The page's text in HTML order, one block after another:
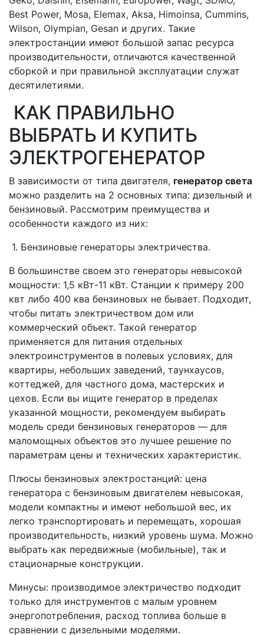
Best Power, Mosa, Elemax, Aksa, Himoinsa, Cummins,
Wilson, Olympian, Gesan и других. Такие
электростанции имеют большой запас ресурса
производительности, отличаются качественной
сборкой и при правильной эксплуатации служат
десятилетиями.
КАК ПРАВИЛЬНО
ВЫБРАТЬ И КУПИТЬ
ЭЛЕКТРОГЕНЕРАТОР
В зависимости от типа двигателя, генератор света
можно разделить на 2 основных типа: дизельный и
бензиновый. Рассмотрим преимущества и
особенности каждого из них:
1. Бензиновые генераторы электричества.
В большинстве своем это генераторы невысокой
мощности: 1,5 кВт-11 кВт. Станции к примеру 200
квт либо 400 ква бензиновых не бывает. Подходит,
чтобы питать электричеством дом или
коммерческий объект. Такой генератор
применяется для питания отдельных
электроинструментов в полевых условиях, для
квартиры, небольших заведений, таунхаусов,
коттеджей, для частного дома, мастерских и
цехов. Если вы ищите генератор в пределах
указанной мощности, рекомендуем выбирать
модель среди бензиновых генераторов — для
маломощных объектов это лучшее решение по
параметрам цены и технических характеристик.
Плюсы бензиновых электростанций: цена
генератора с бензиновым двигателем невысокая,
модели компактны и имеют небольшой вес, их
легко транспортировать и перемещать, хорошая
производительность, низкий уровень шума. Можно
выбрать как передвижные (мобильные), так и
стационарные конструкции.
Минусы: производимое электричество подходит
только для инструментов с малым уровнем
энергопотребления, расход топлива больше в
сравнении с дизельными моделями.